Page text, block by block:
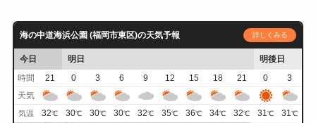
海の中道海浜公園 (福岡市東区)の天気予報 詳しくみる
今日 明日
明後日
時間
21 0 3 6 9 12 15 18 21 0
3
天気
気温 32℃ 30℃ 30℃ 30℃ 32℃ 35℃ 36℃ 34℃ 32℃ 31℃ 31℃